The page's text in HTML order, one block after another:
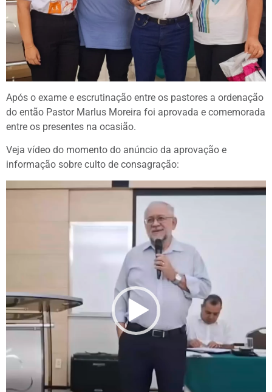
Após o exame e escrutinação entre os pastores a ordenação
do então Pastor Marlus Moreira foi aprovada e comemorada
entre os presentes na ocasião.
Veja vídeo do momento do anúncio da aprovação e
informação sobre culto de consagração:
Tocador